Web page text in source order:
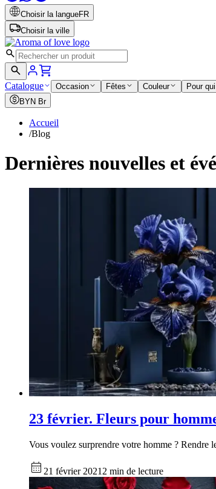
Choisir la langueFR
Choisir la ville
Catalogue Occasion Fêtes Couleur Pour qui
BYN Br
Accueil
/Blog
Dernières nouvelles et
23 février. Fleurs pour
Vous voulez surprendre votre homme ? Rendre
21 février 2021 2 min de lecture